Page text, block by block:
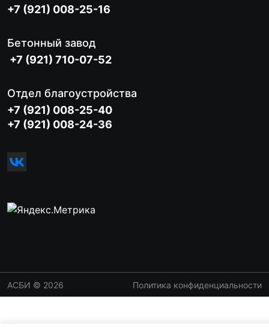
+7 (921) 008-25-16
Бетонный завод
+7 (921) 710-07-52
Отдел благоустройства
+7 (921) 008-25-40
+7 (921) 008-24-36
АСБИ © 2026 Политика конфиденциальности